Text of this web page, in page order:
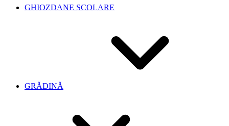
GHIOZDANE SCOLARE
GRĂDINĂ